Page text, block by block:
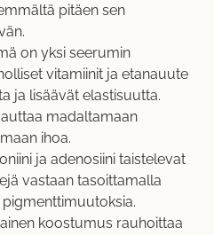
pitäen sen
on yksi seerumin
vitamiinit ja etanauute
ja lisäävät elastisuutta.
madaltamaan
ihoa.
ja adenosiini taistelevat
vastaan tasoittamalla
koostumus rauhoittaa